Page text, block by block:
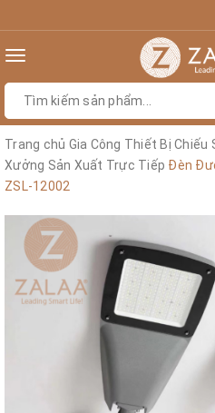
Toggle
Trang chủ Gia Công Thiết Bị Chiếu
Xưởng Sản Xuất Trực Tiếp Đèn
ZSL-12002